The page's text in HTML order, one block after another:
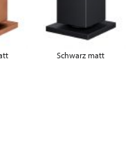
Schwarz matt